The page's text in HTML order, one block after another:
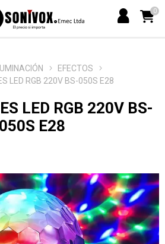
0
EFECTOS
LED RGB 220V BS-050S E28
LED RGB 220V BS-
050S E28